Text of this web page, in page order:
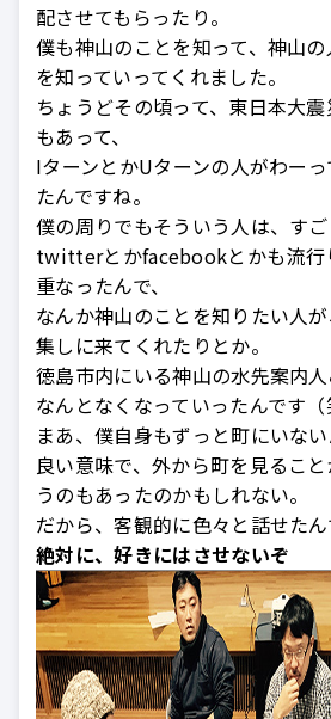
配させてもらったり。
僕も神山のことを知って、神山
を知っていってくれました。
ちょうどその頃って、東日本大
もあって、
IターンとかUターンの人がわー
たんですね。
僕の周りでもそういう人は、すご
twitterとかfacebookとかも流行
重なったんで、
なんか神山のことを知りたい人
集しに来てくれたりとか。
徳島市内にいる神山の水先案内人
なんとなくなっていったんです（
まあ、僕自身もずっと町にいない
良い意味で、外から町を見るこ
うのもあったのかもしれない。
だから、客観的に色々と話せたん
絶対に、好きにはさせないぞ